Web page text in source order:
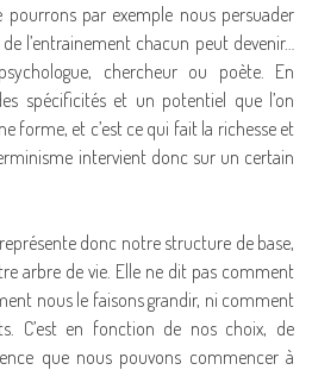
pourrons par exemple nous persuader
l’entrainement chacun peut devenir…
chercheur ou poète. En
spécificités et un potentiel que l’on
forme, et c’est ce qui fait la richesse et
intervient donc sur un certain
donc notre structure de base,
arbre de vie. Elle ne dit pas comment
nous le faisons grandir, ni comment
C’est en fonction de nos choix, de
que nous pouvons commencer à